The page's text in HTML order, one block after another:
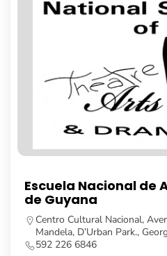
Universidad de
Turkeyen Campus,
592 623 5104
https://feh.uog.edu.gy/